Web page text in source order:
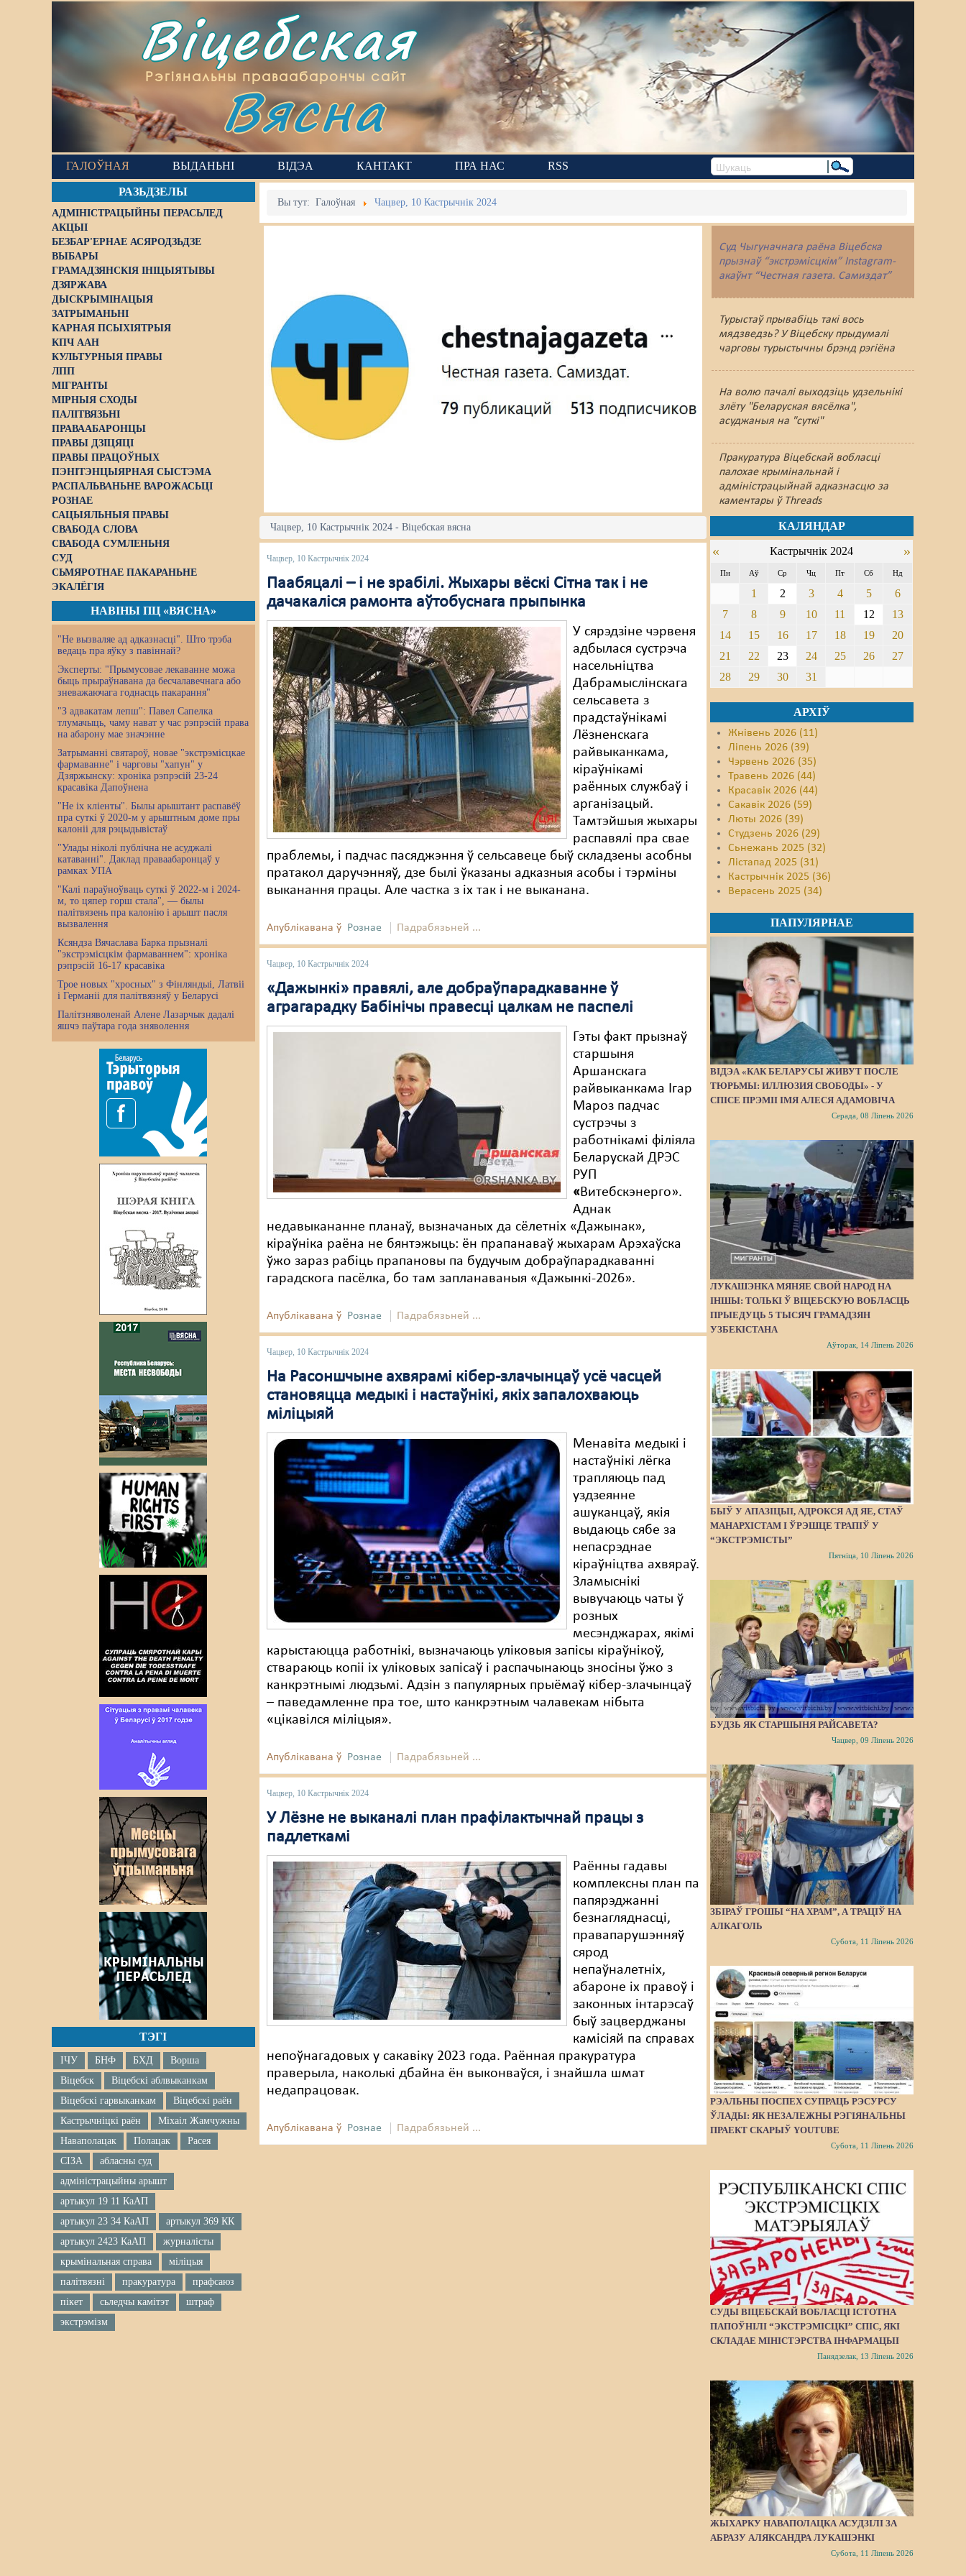
Віцебская
Рэгіянальны праваабарончы сайт
Вясна
ГАЛОЎНАЯ ВЫДАНЬНІ ВІДЭА КАНТАКТ ПРА НАС RSS
РАЗЬДЗЕЛЫ
АДМІНІСТРАЦЫЙНЫ ПЕРАСЬЛЕД
АКЦЫІ
БЕЗБАР'ЕРНАЕ АСЯРОДЗЬДЗЕ
ВЫБАРЫ
ГРАМАДЗЯНСКІЯ ІНІЦЫЯТЫВЫ
ДЗЯРЖАВА
ДЫСКРЫМІНАЦЫЯ
ЗАТРЫМАНЬНІ
КАРНАЯ ПСЫХІЯТРЫЯ
КПЧ ААН
КУЛЬТУРНЫЯ ПРАВЫ
ЛПП
МІГРАНТЫ
МІРНЫЯ СХОДЫ
ПАЛІТВЯЗЬНІ
ПРАВААБАРОНЦЫ
ПРАВЫ ДЗІЦЯЦІ
ПРАВЫ ПРАЦОЎНЫХ
ПЭНІТЭНЦЫЯРНАЯ СЫСТЭМА
РАСПАЛЬВАНЬНЕ ВАРОЖАСЬЦІ
РОЗНАЕ
САЦЫЯЛЬНЫЯ ПРАВЫ
СВАБОДА СЛОВА
СВАБОДА СУМЛЕНЬНЯ
СУД
СЬМЯРОТНАЕ ПАКАРАНЬНЕ
ЭКАЛЁГІЯ
НАВІНЫ ПЦ «ВЯСНА»
"Не вызваляе ад адказнасці". Што трэба
ведаць пра яўку з павіннай?
Эксперты: "Прымусовае лекаванне можа
быць прыраўнавана да бесчалавечнага або
зневажаючага годнасць пакарання"
"З адвакатам лепш": Павел Сапелка
тлумачыць, чаму нават у час рэпрэсій права
на абарону мае значэнне
Затрыманні святароў, новае "экстрэмісцкае
фармаванне" і чарговы "хапун" у
Дзяржынску: хроніка рэпрэсій 23-24
красавіка Дапоўнена
"Не іх кліенты". Былы арыштант распавёў
пра суткі ў 2020-м у арыштным доме пры
калоніі для рэцыдывістаў
"Улады ніколі публічна не асуджалі
катаванні". Даклад праваабаронцаў у
рамках УПА
"Калі параўноўваць суткі ў 2022-м і 2024-
м, то цяпер горш стала", — былы
палітвязень пра калонію і арышт пасля
вызвалення
Ксяндза Вячаслава Барка прызналі
"экстрэмісцкім фармаваннем": хроніка
рэпрэсій 16-17 красавіка
Трое новых "хросных" з Фінляндыі, Латвіі
і Германіі для палітвязняў у Беларусі
Палітзняволенай Алене Лазарчык дадалі
яшчэ паўтара года зняволення
ТЭГІ
ІЧУ БНФ БХД
Ворша
Віцебск
Віцебскі аблвыканкам
Віцебскі гарвыканкам
Віцебскі раён
Кастрычніцкі раён
Міхаіл Жамчужны
Наваполацак
Полацак
Расея
СІЗА
абласны суд
адміністрацыйны арышт
артыкул 19 11 КаАП
артыкул 23 34 КаАП
артыкул 369 КК
артыкул 2423 КаАП
журналісты
крымінальная справа
міліцыя
палітвязні
пракуратура
прафсаюз
пікет
сьледчы камітэт
штраф
экстрэмізм
Вы тут:Галоўная Чацвер, 10 Кастрычнік 2024
Суд Чыгуначнага раёна Віцебска
прызнаў “экстрэмісцкім” Instagram-
акаўнт “Честная газета. Самиздат”
Турыстаў прывабіць такі вось
мядзведзь? У Віцебску прыдумалі
чарговы турыстычны брэнд рэгіёна
На волю пачалі выходзіць удзельнікі
злёту "Беларуская вясёлка",
асуджаныя на "суткі"
Пракуратура Віцебскай вобласці
палохае крымінальнай і
адміністрацыйнай адказнасцю за
каментары ў Threads
Чацвер, 10 Кастрычнік 2024 - Віцебская вясна
Чацвер, 10 Кастрычнік 2024
Паабяцалі – і не зрабілі. Жыхары вёскі Сітна так і не
дачакаліся рамонта аўтобуснага прыпынка
У сярэдзіне чэрвеня
адбылася сустрэча
насельніцтва
Дабрамыслінскага
сельсавета з
прадстаўнікамі
Лёзненскага
райвыканкама,
кіраўнікамі
раённых службаў і
арганізацый.
Тамтэйшыя жыхары
распавялі пра свае
праблемы, і падчас пасяджэння ў сельсавеце быў складзены асобны
пратакол даручэнняў, дзе былі ўказаны адказныя асобы і тэрміны
выканання працы. Але частка з іх так і не выканана.
Апублікавана ў Рознае Падрабязьней ...
Чацвер, 10 Кастрычнік 2024
«Дажынкі» правялі, але добраўпарадкаванне ў
аграгарадку Бабінічы правесці цалкам не паспелі
Гэты факт прызнаў
старшыня
Аршанскага
райвыканкама Ігар
Мароз падчас
сустрэчы з
работнікамі філіяла
Беларускай ДРЭС
РУП
«Витебскэнерго».
Аднак
недавыкананне планаў, вызначаных да сёлетніх «Дажынак»,
кіраўніка раёна не бянтэжыць: ён прапанаваў жыхарам Арэхаўска
ўжо зараз рабіць прапановы па будучым добраўпарадкаванні
гарадскога пасёлка, бо там запланаваныя «Дажынкі-2026».
Апублікавана ў Рознае Падрабязьней ...
Чацвер, 10 Кастрычнік 2024
На Расоншчыне ахвярамі кібер-злачынцаў усё часцей
становяцца медыкі і настаўнікі, якіх запалохваюць
міліцыяй
Менавіта медыкі і
настаўнікі лёгка
трапляюць пад
уздзеянне
ашуканцаў, якія
выдаюць сябе за
непасрэднае
кіраўніцтва ахвяраў.
Зламыснікі
вывучаюць чаты ў
розных
месэнджарах, якімі
карыстаюцца работнікі, вызначаюць уліковыя запісы кіраўнікоў,
ствараюць копіі іх уліковых запісаў і распачынаюць зносіны ўжо з
канкрэтнымі людзьмі. Адзін з папулярных прыёмаў кібер-злачынцаў
– паведамленне пра тое, што канкрэтным чалавекам нібыта
«цікавілся міліцыя».
Апублікавана ў Рознае Падрабязьней ...
Чацвер, 10 Кастрычнік 2024
У Лёзне не выканалі план прафілактычнай працы з
падлеткамі
Раённы гадавы
комплексны план па
папярэджанні
безнагляднасці,
правапарушэнняў
сярод
непаўналетніх,
абароне іх правоў і
законных інтарэсаў
быў зацверджаны
камісіяй па справах
непоўнагадовых у сакавіку 2023 года. Раённая пракуратура
праверыла, наколькі дбайна ён выконваўся, і знайшла шмат
недапрацовак.
Апублікавана ў Рознае Падрабязьней ...
КАЛЯНДАР
« Кастрычнік 2024 »
Пн Аў Ср Чц Пт Сб Нд
1 2 3 4 5
6
7
8 9 10 11 12
13
14
15 16 17 18 19
20
21
22 23 24 25 26
27
28
29 30 31
АРХІЎ
Жнівень 2026 (11)
Ліпень 2026 (39)
Чэрвень 2026 (35)
Травень 2026 (44)
Красавік 2026 (44)
Сакавік 2026 (59)
Люты 2026 (39)
Студзень 2026 (29)
Сьнежань 2025 (32)
Лістапад 2025 (31)
Кастрычнік 2025 (36)
Верасень 2025 (34)
ПАПУЛЯРНАЕ
ВІДЭА «КАК БЕЛАРУСЫ ЖИВУТ ПОСЛЕ
ТЮРЬМЫ: ИЛЛЮЗИЯ СВОБОДЫ» - У
СПІСЕ ПРЭМІІ ІМЯ АЛЕСЯ АДАМОВІЧА
Серада, 08 Ліпень 2026
ЛУКАШЭНКА МЯНЯЕ СВОЙ НАРОД НА
ІНШЫ: ТОЛЬКІ Ў ВІЦЕБСКУЮ ВОБЛАСЦЬ
ПРЫЕДУЦЬ 5 ТЫСЯЧ ГРАМАДЗЯН
УЗБЕКІСТАНА
Аўторак, 14 Ліпень 2026
БЫЎ У АПАЗІЦЫІ, АДРОКСЯ АД ЯЕ, СТАЎ
МАНАРХІСТАМ І ЎРЭШЦЕ ТРАПІЎ У
“ЭКСТРЭМІСТЫ”
Пятніца, 10 Ліпень 2026
БУДЗЬ ЯК СТАРШЫНЯ РАЙСАВЕТА?
Чацвер, 09 Ліпень 2026
ЗБІРАЎ ГРОШЫ “НА ХРАМ”, А ТРАЦІЎ НА
АЛКАГОЛЬ
Субота, 11 Ліпень 2026
РЭАЛЬНЫ ПОСПЕХ СУПРАЦЬ РЭСУРСУ
ЎЛАДЫ: ЯК НЕЗАЛЕЖНЫ РЭГІЯНАЛЬНЫ
ПРАЕКТ СКАРЫЎ YOUTUBE
Субота, 11 Ліпень 2026
СУДЫ ВІЦЕБСКАЙ ВОБЛАСЦІ ІСТОТНА
ПАПОЎНІЛІ “ЭКСТРЭМІСЦКІ” СПІС, ЯКІ
СКЛАДАЕ МІНІСТЭРСТВА ІНФАРМАЦЫІ
Панядзелак, 13 Ліпень 2026
ЖЫХАРКУ НАВАПОЛАЦКА АСУДЗІЛІ ЗА
АБРАЗУ АЛЯКСАНДРА ЛУКАШЭНКІ
Субота, 11 Ліпень 2026